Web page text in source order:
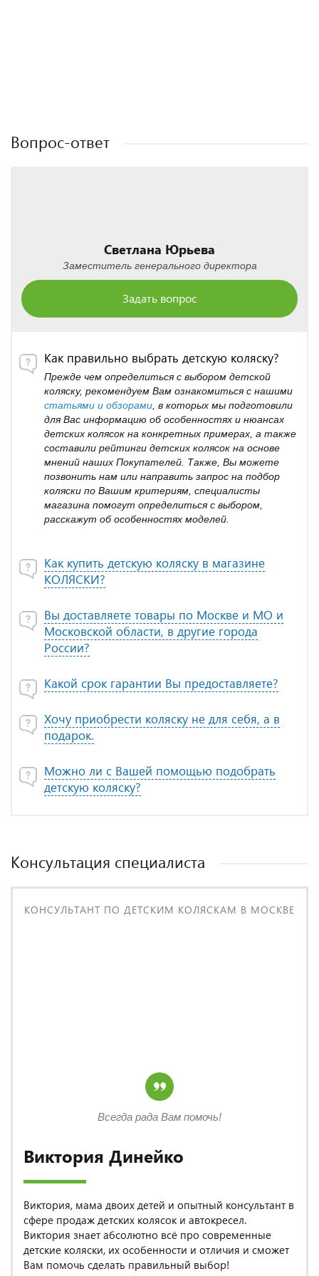
Вопрос-ответ
Светлана Юрьева
Заместитель генерального директора
Задать вопрос
Как правильно выбрать детскую коляску?
Прежде чем определиться с выбором детской
коляску, рекомендуем Вам ознакомиться с нашими
статьями и обзорами , в которых мы подготовили
для Вас информацию об особенностях и нюансах
детских колясок на конкретных примерах, а также
составили рейтинги детских колясок на основе
мнений наших Покупателей. Также, Вы можете
позвонить нам или направить запрос на подбор
коляски по Вашим критериям, специалисты
магазина помогут определиться с выбором,
расскажут об особенностях моделей.
Как купить детскую коляску в магазине
КОЛЯСКИ?
Вы доставляете товары по Москве и МО и
Московской области, в другие города
России?
Какой срок гарантии Вы предоставляете?
Хочу приобрести коляску не для себя, а в
подарок.
Можно ли с Вашей помощью подобрать
детскую коляску?
Консультация специалиста
КОНСУЛЬТАНТ ПО ДЕТСКИМ КОЛЯСКАМ В МОСКВЕ
Виктория Динейко
Виктория, мама двоих детей и опытный консультант в
сфере продаж детских колясок и автокресел.
Виктория знает абсолютно всё про современные
детские коляски, их особенности и отличия и сможет
Вам помочь сделать правильный выбор!
Всегда рада Вам помочь!